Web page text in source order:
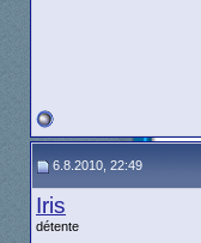
6.8.2010, 22:49
Iris
détente